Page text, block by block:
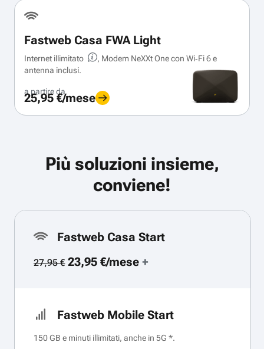
Fastweb Casa FWA Light
Internet illimitato
, Modem NeXXt One con Wi‑Fi 6 e
antenna inclusi.
a partire da
25,95 €/mese
Più soluzioni insieme,
conviene!
Fastweb Casa Start
27,95 €23,95 €/mese+
Fastweb Mobile Start
150 GB e minuti illimitati, anche in 5G *.